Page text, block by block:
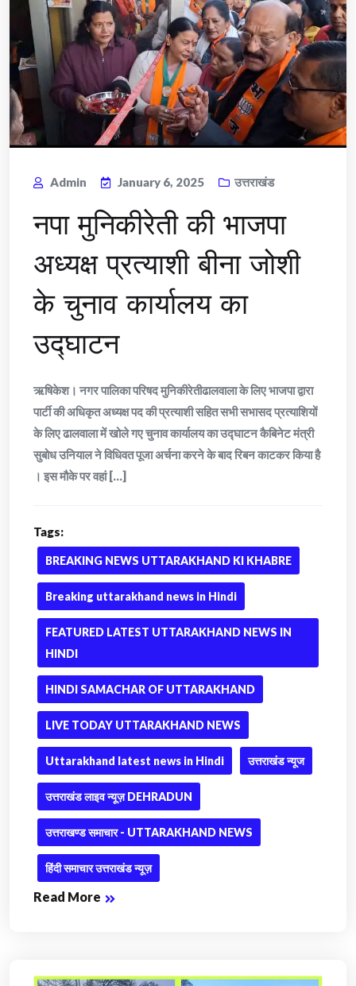
Admin January 6, 2025 उत्तराखंड
नपा मुनिकीरेती की भाजपा
अध्यक्ष प्रत्याशी बीना जोशी
के चुनाव कार्यालय का
उद्घाटन
ऋषिकेश। नगर पालिका परिषद मुनिकीरेतीढालवाला के लिए भाजपा द्वारा
पार्टी की अधिकृत अध्यक्ष पद की प्रत्याशी सहित सभी सभासद प्रत्याशियों
के लिए ढालवाला में खोले गए चुनाव कार्यालय का उद्घाटन कैबिनेट मंत्री
सुबोध उनियाल ने विधिवत पूजा अर्चना करने के बाद रिबन काटकर किया है
। इस मौके पर वहां [...]
Tags:
BREAKING NEWS UTTARAKHAND KI KHABRE
Breaking uttarakhand news in Hindi
FEATURED LATEST UTTARAKHAND NEWS IN
HINDI
HINDI SAMACHAR OF UTTARAKHAND
LIVE TODAY UTTARAKHAND NEWS
Uttarakhand latest news in Hindi उत्तराखंड न्यूज
उत्तराखंड लाइव न्यूज़ DEHRADUN
उत्तराखण्ड समाचार - UTTARAKHAND NEWS
हिंदी समाचार उत्तराखंड न्यूज़
Read More